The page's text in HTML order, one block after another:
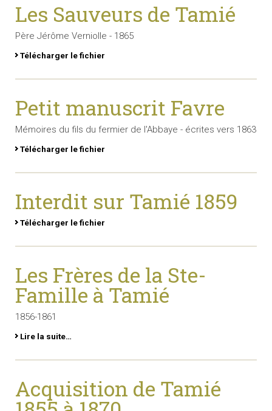
Les Sauveurs de Tamié
Père Jérôme Verniolle - 1865
Télécharger le fichier
Petit manuscrit Favre
Mémoires du fils du fermier de l'Abbaye - écrites vers 1863
Télécharger le fichier
Interdit sur Tamié 1859
Télécharger le fichier
Les Frères de la Ste-
Famille à Tamié
1856-1861
Lire la suite…
Acquisition de Tamié